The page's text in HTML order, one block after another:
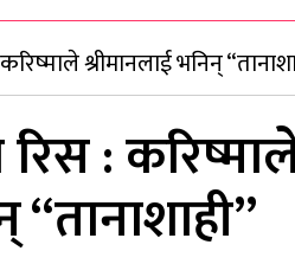
श्रीमानलाई भनिन्
:
“तानाशाही”